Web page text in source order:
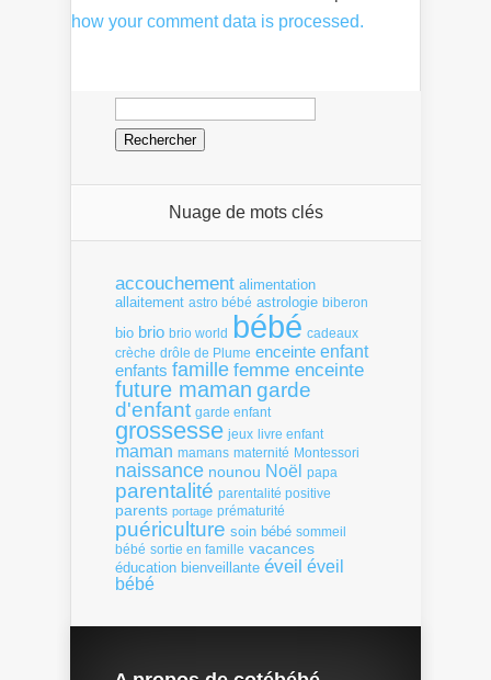
how your comment data is processed.
Rechercher :
Nuage de mots clés
accouchement alimentation
allaitement astro bébé astrologie biberon
bio brio brio world bébé cadeaux
crèche drôle de Plume enceinte enfant
enfants famille femme enceinte
future maman garde
d'enfant garde enfant
grossesse jeux livre enfant
maman mamans maternité Montessori
naissance nounou Noël papa
parentalité parentalité positive
parents portage prématurité
puériculture soin bébé sommeil
bébé sortie en famille vacances
éducation bienveillante éveil éveil
bébé